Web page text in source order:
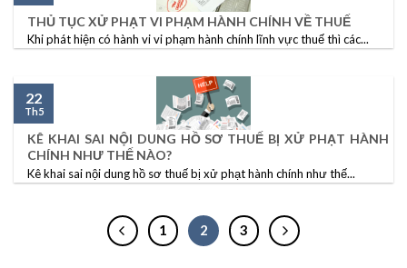
THỦ TỤC XỬ PHẠT VI PHẠM HÀNH CHÍNH VỀ THUẾ
Khi phát hiện có hành vi vi phạm hành chính lĩnh vực thuế thì các...
KÊ KHAI SAI NỘI DUNG HỒ SƠ THUẾ BỊ XỬ PHẠT HÀNH
CHÍNH NHƯ THẾ NÀO?
Kê khai sai nội dung hồ sơ thuế bị xử phạt hành chính như thế...
22
Th5
1 2 3